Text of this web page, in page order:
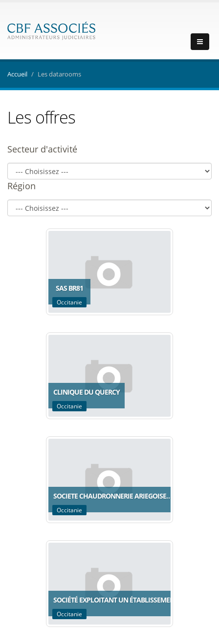
Accueil Les datarooms
Les offres
Secteur d'activité
Région
SAS BR81
Occitanie
CLINIQUE DU QUERCY
Occitanie
SOCIETE CHAUDRONNERIE ARIEGOISE…
Occitanie
SOCIÉTÉ EXPLOITANT UN ÉTABLISSEMENT…
Occitanie